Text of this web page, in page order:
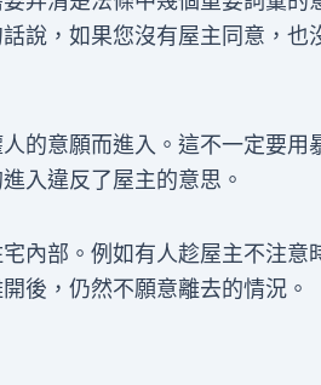
說，如果您沒有屋主同意，
的意願而進入。這不一定要
入違反了屋主的意思。
內部。例如有人趁屋主不注
後，仍然不願意離去的情況。